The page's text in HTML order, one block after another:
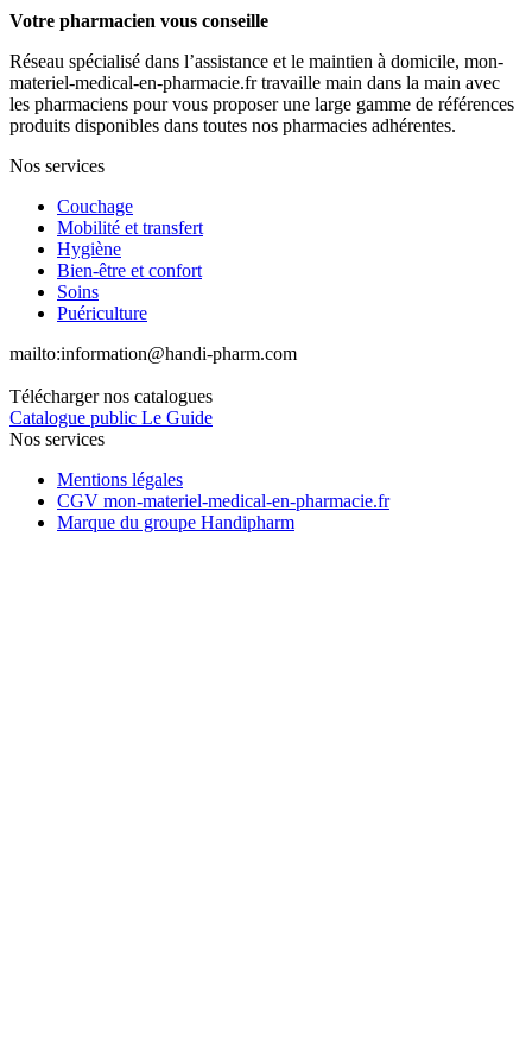
Votre pharmacien vous conseille
Réseau spécialisé dans l’assistance et le maintien à domicile, mon-
materiel-medical-en-pharmacie.fr travaille main dans la main avec
les pharmaciens pour vous proposer une large gamme de références
produits disponibles dans toutes nos pharmacies adhérentes.
Nos services
Couchage
Mobilité et transfert
Hygiène
Bien-être et confort
Soins
Puériculture
mailto:information@handi-pharm.com
Télécharger nos catalogues
Catalogue public Le Guide
Nos services
Mentions légales
CGV mon-materiel-medical-en-pharmacie.fr
Marque du groupe Handipharm